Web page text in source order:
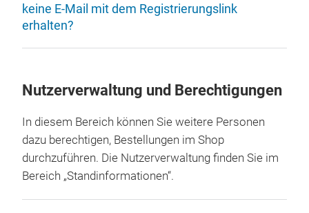
keine E-Mail mit dem Registrierungslink
erhalten?
Nutzerverwaltung und Berechtigungen
In diesem Bereich können Sie weitere Personen
dazu berechtigen, Bestellungen im Shop
durchzuführen. Die Nutzerverwaltung finden Sie im
Bereich „Standinformationen“.